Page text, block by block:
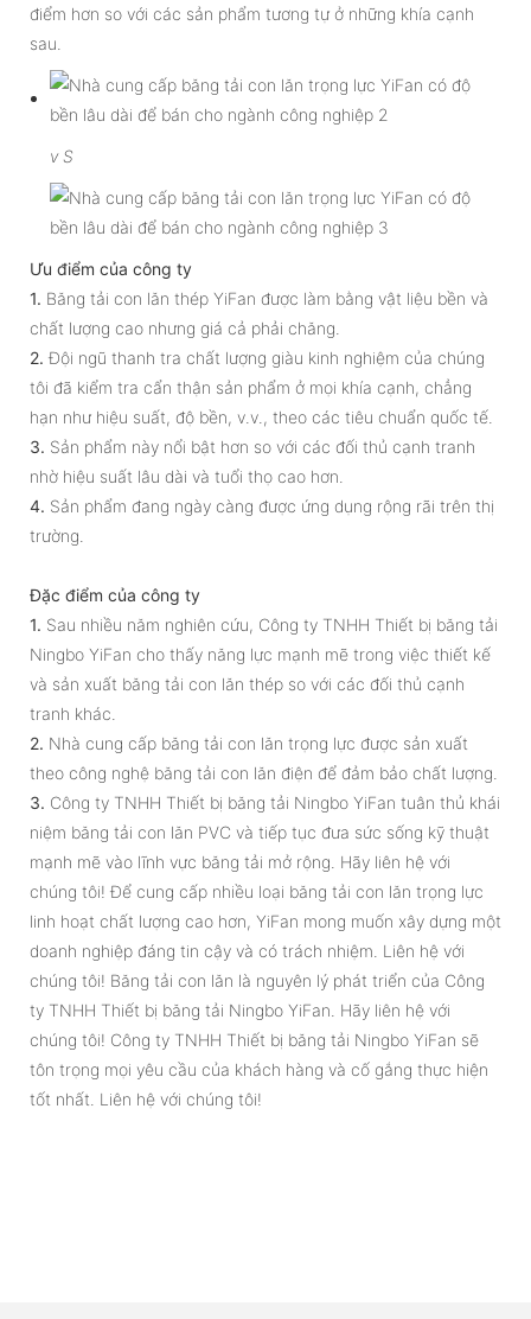
điểm hơn so với các sản phẩm tương tự ở những khía cạnh
sau.
vS
Ưu điểm của công ty
1. Băng tải con lăn thép YiFan được làm bằng vật liệu bền và
chất lượng cao nhưng giá cả phải chăng.
2. Đội ngũ thanh tra chất lượng giàu kinh nghiệm của chúng
tôi đã kiểm tra cẩn thận sản phẩm ở mọi khía cạnh, chẳng
hạn như hiệu suất, độ bền, v.v., theo các tiêu chuẩn quốc tế.
3. Sản phẩm này nổi bật hơn so với các đối thủ cạnh tranh
nhờ hiệu suất lâu dài và tuổi thọ cao hơn.
4. Sản phẩm đang ngày càng được ứng dụng rộng rãi trên thị
trường.
Đặc điểm của công ty
1. Sau nhiều năm nghiên cứu, Công ty TNHH Thiết bị băng tải
Ningbo YiFan cho thấy năng lực mạnh mẽ trong việc thiết kế
và sản xuất băng tải con lăn thép so với các đối thủ cạnh
tranh khác.
2. Nhà cung cấp băng tải con lăn trọng lực được sản xuất
theo công nghệ băng tải con lăn điện để đảm bảo chất lượng.
3. Công ty TNHH Thiết bị băng tải Ningbo YiFan tuân thủ khái
niệm băng tải con lăn PVC và tiếp tục đưa sức sống kỹ thuật
mạnh mẽ vào lĩnh vực băng tải mở rộng. Hãy liên hệ với
chúng tôi! Để cung cấp nhiều loại băng tải con lăn trọng lực
linh hoạt chất lượng cao hơn, YiFan mong muốn xây dựng một
doanh nghiệp đáng tin cậy và có trách nhiệm. Liên hệ với
chúng tôi! Băng tải con lăn là nguyên lý phát triển của Công
ty TNHH Thiết bị băng tải Ningbo YiFan. Hãy liên hệ với
chúng tôi! Công ty TNHH Thiết bị băng tải Ningbo YiFan sẽ
tôn trọng mọi yêu cầu của khách hàng và cố gắng thực hiện
tốt nhất. Liên hệ với chúng tôi!